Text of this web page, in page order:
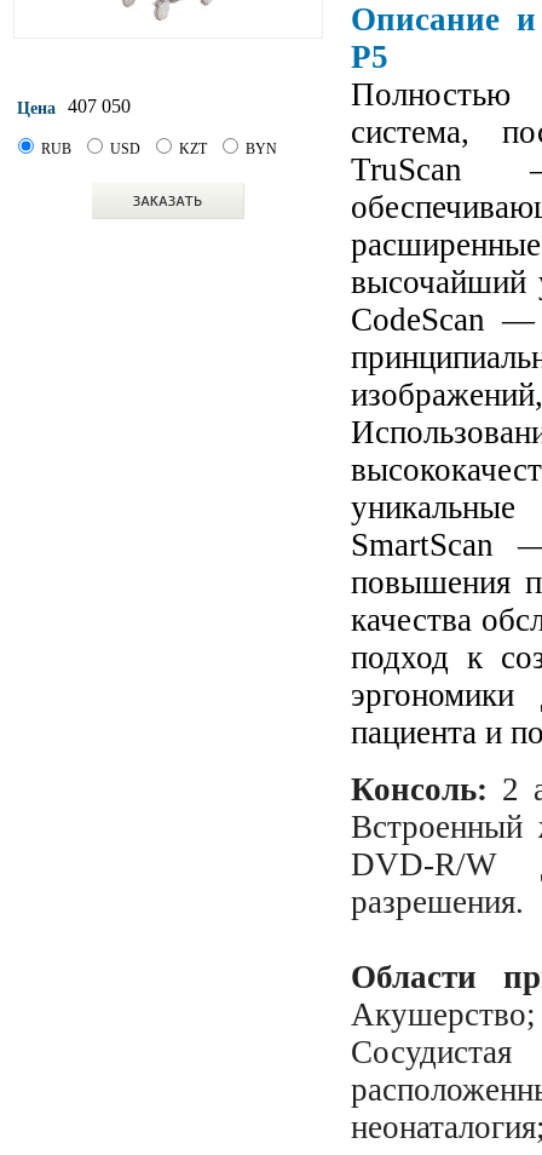
Цена 407 050
RUB USD KZT BYN
Описание и
P5
Полностью
система,
TruScan
высочайший
CodeScan —
SmartScan
повышения
качества
подход к
эргономики
пациента и
Консоль: 2
Встроенный
DVD-R/W
разрешения.
Области